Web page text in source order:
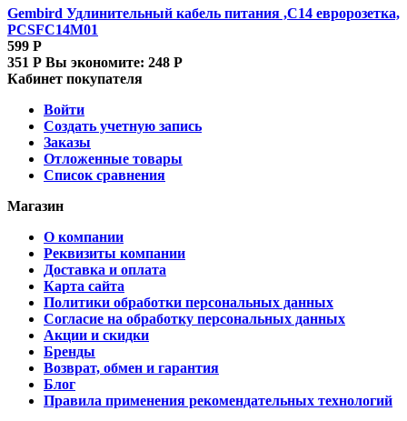
Gembird Удлинительный кабель питания ,C14 евророзетка,
PCSFC14M01
599 Р
351 Р Вы экономите: 248 Р
Кабинет покупателя
Войти
Создать учетную запись
Заказы
Отложенные товары
Список сравнения
Магазин
О компании
Реквизиты компании
Доставка и оплата
Карта сайта
Политики обработки персональных данных
Согласие на обработку персональных данных
Акции и скидки
Бренды
Возврат, обмен и гарантия
Блог
Правила применения рекомендательных технологий